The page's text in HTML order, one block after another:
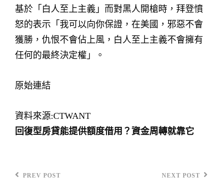
基於「白人至上主義」而對黑人開槍時，拜登憤
怒的表示「我可以向你保證，在美國，邪惡不會
獲勝，仇恨不會佔上風，白人至上主義不會擁有
任何的最終決定權」。
原始連結
資料來源:CTWANT
回復型房貸能提供額度借用？資金周轉就靠它
Previous
PREV POST NEXT POST